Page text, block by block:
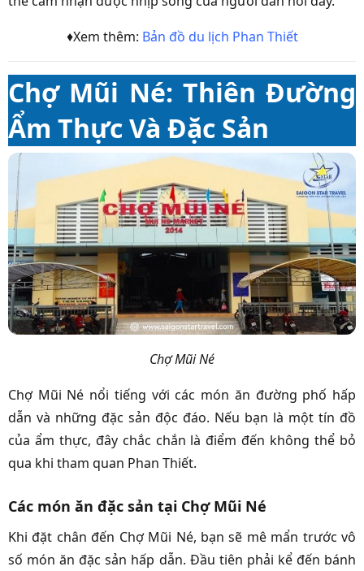
♦Xem thêm: Bản đồ du lịch Phan Thiết
Chợ Mũi Né: Thiên Đường
Ẩm Thực Và Đặc Sản
Chợ Mũi Né
Chợ Mũi Né nổi tiếng với các món ăn đường phố hấp
dẫn và những đặc sản độc đáo. Nếu bạn là một tín đồ
của ẩm thực, đây chắc chắn là điểm đến không thể bỏ
qua khi tham quan Phan Thiết.
Các món ăn đặc sản tại Chợ Mũi Né
Khi đặt chân đến Chợ Mũi Né, bạn sẽ mê mẩn trước vô
số món ăn đặc sản hấp dẫn. Đầu tiên phải kể đến bánh